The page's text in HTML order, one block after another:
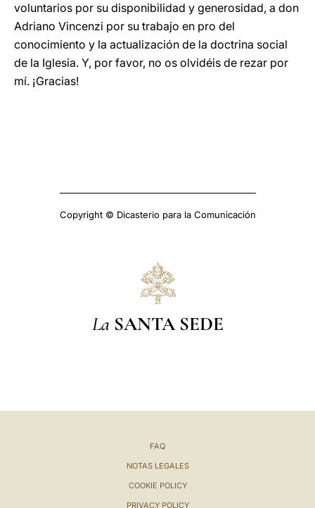
voluntarios por su disponibilidad y generosidad, a don
Adriano Vincenzi por su trabajo en pro del
conocimiento y la actualización de la doctrina social
de la Iglesia. Y, por favor, no os olvidéis de rezar por
mí. ¡Gracias!
Copyright © Dicasterio para la Comunicación
La SANTA SEDE
FAQ
NOTAS LEGALES
COOKIE POLICY
PRIVACY POLICY